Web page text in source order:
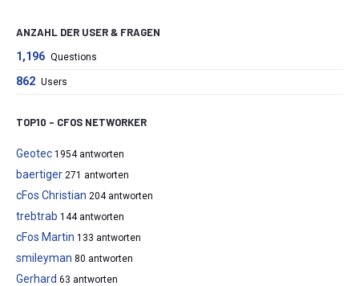
ANZAHL DER USER & FRAGEN
1,196 Questions
862 Users
TOP10 – CFOS NETWORKER
Geotec 1954 antworten
baertiger 271 antworten
cFos Christian 204 antworten
trebtrab 144 antworten
cFos Martin 133 antworten
smileyman 80 antworten
Gerhard 63 antworten